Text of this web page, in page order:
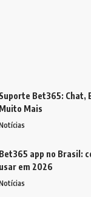
Suporte Bet365: Chat,
Muito Mais
Bet365 app no Brasil:
usar em 2026